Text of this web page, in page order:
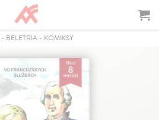
- BELETRIA - KOMIKSY